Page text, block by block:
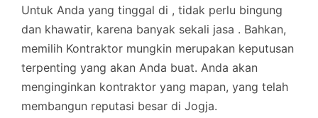
Untuk Anda yang tinggal di , tidak perlu bingung
dan khawatir, karena banyak sekali jasa . Bahkan,
memilih Kontraktor mungkin merupakan keputusan
terpenting yang akan Anda buat. Anda akan
menginginkan kontraktor yang mapan, yang telah
membangun reputasi besar di Jogja.